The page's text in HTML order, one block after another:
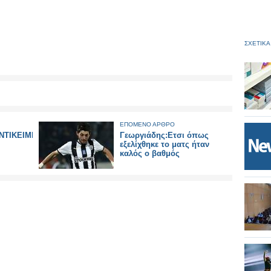
ΕΠΟΜΕΝΟ ΑΡΘΡΟ
Γεωργιάδης:Ετσι όπως
εξελίχθηκε το ματς ήταν
καλός ο βαθμός